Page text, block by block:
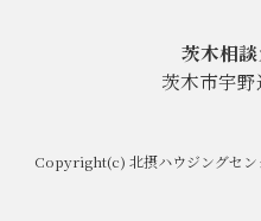
茨木相
茨木市宇
Copyright(c) 北摂ハウジングセ